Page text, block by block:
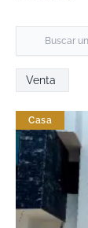
Venta
Casa